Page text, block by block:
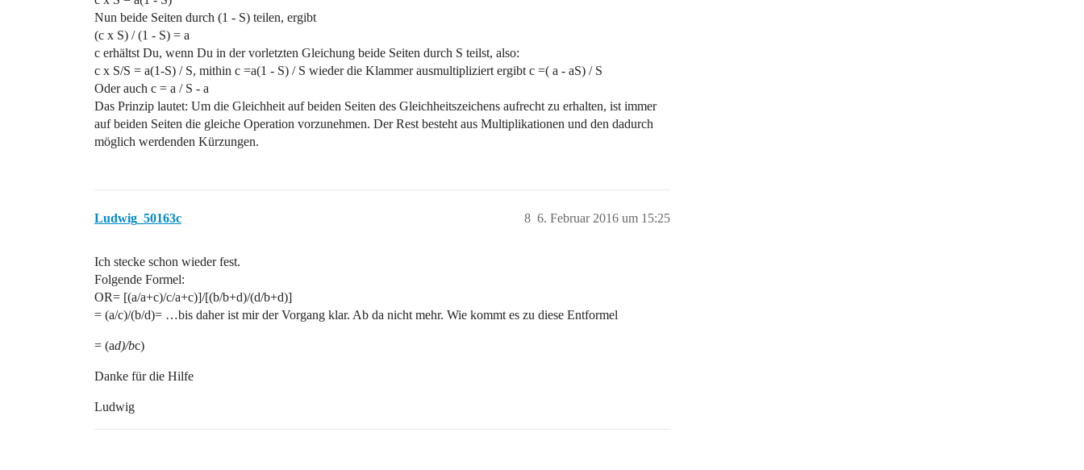
Nun beide Seiten durch (1 - S) teilen, ergibt
(c x S) / (1 - S) = a
c erhältst Du, wenn Du in der vorletzten Gleichung beide Seiten durch S teilst, also:
c x S/S = a(1-S) / S, mithin c =a(1 - S) / S wieder die Klammer ausmultipliziert ergibt c =( a - aS) / S
Oder auch c = a / S - a
Das Prinzip lautet: Um die Gleichheit auf beiden Seiten des Gleichheitszeichens aufrecht zu erhalten, ist immer
auf beiden Seiten die gleiche Operation vorzunehmen. Der Rest besteht aus Multiplikationen und den dadurch
möglich werdenden Kürzungen.
Ludwig_50163c 6. Februar 2016 um 15:25
8
Ich stecke schon wieder fest.
Folgende Formel:
OR= [(a/a+c)/c/a+c)]/[(b/b+d)/(d/b+d)]
= (a/c)/(b/d)= …bis daher ist mir der Vorgang klar. Ab da nicht mehr. Wie kommt es zu diese Entformel
= (ad)/bc)
Danke für die Hilfe
Ludwig